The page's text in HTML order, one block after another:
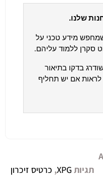
שלנו.
מידע טכני על
סקרן ללמוד עליהם.
בדקו בתיאור
לראות אם יש תחליף
תגיות XPG
, כרטיס זיכרון